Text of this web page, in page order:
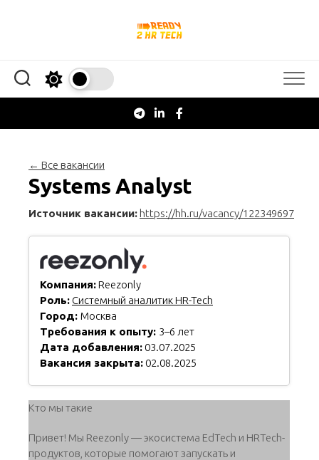
← Все вакансии
Systems Analyst
Источник вакансии: https://hh.ru/vacancy/122349697
Компания:Reezonly
Роль: Системный аналитик HR-Tech
Город: Москва
Требования к опыту: 3–6 лет
Дата добавления: 03.07.2025
Вакансия закрыта: 02.08.2025
Кто мы такие
Привет! Мы Reezonly — экосистема EdTech и HRTech-
продуктов, которые помогают запускать и